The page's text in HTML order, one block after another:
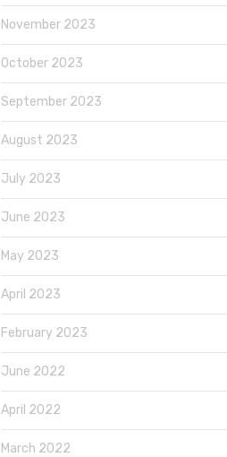
November 2023
October 2023
September 2023
August 2023
July 2023
June 2023
May 2023
April 2023
February 2023
June 2022
April 2022
March 2022